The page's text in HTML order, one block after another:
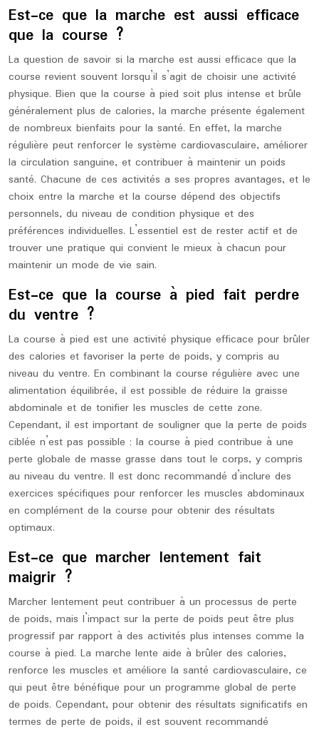
Est-ce que la marche est aussi efficace
que la course ?
La question de savoir si la marche est aussi efficace que la
course revient souvent lorsqu’il s’agit de choisir une activité
physique. Bien que la course à pied soit plus intense et brûle
généralement plus de calories, la marche présente également
de nombreux bienfaits pour la santé. En effet, la marche
régulière peut renforcer le système cardiovasculaire, améliorer
la circulation sanguine, et contribuer à maintenir un poids
santé. Chacune de ces activités a ses propres avantages, et le
choix entre la marche et la course dépend des objectifs
personnels, du niveau de condition physique et des
préférences individuelles. L’essentiel est de rester actif et de
trouver une pratique qui convient le mieux à chacun pour
maintenir un mode de vie sain.
Est-ce que la course à pied fait perdre
du ventre ?
La course à pied est une activité physique efficace pour brûler
des calories et favoriser la perte de poids, y compris au
niveau du ventre. En combinant la course régulière avec une
alimentation équilibrée, il est possible de réduire la graisse
abdominale et de tonifier les muscles de cette zone.
Cependant, il est important de souligner que la perte de poids
ciblée n’est pas possible ; la course à pied contribue à une
perte globale de masse grasse dans tout le corps, y compris
au niveau du ventre. Il est donc recommandé d’inclure des
exercices spécifiques pour renforcer les muscles abdominaux
en complément de la course pour obtenir des résultats
optimaux.
Est-ce que marcher lentement fait
maigrir ?
Marcher lentement peut contribuer à un processus de perte
de poids, mais l’impact sur la perte de poids peut être plus
progressif par rapport à des activités plus intenses comme la
course à pied. La marche lente aide à brûler des calories,
renforce les muscles et améliore la santé cardiovasculaire, ce
qui peut être bénéfique pour un programme global de perte
de poids. Cependant, pour obtenir des résultats significatifs en
termes de perte de poids, il est souvent recommandé